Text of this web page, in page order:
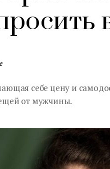
себе цену и
от мужчины.